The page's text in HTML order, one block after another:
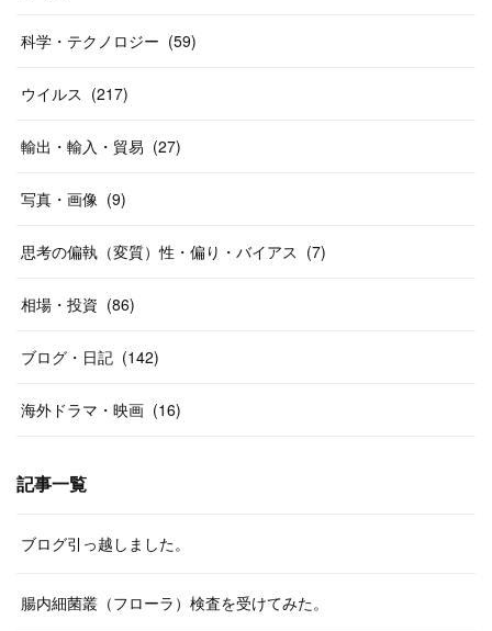
科学・テクノロジー (59)
ウイルス (217)
輸出・輸入・貿易 (27)
写真・画像 (9)
思考の偏執（変質）性・偏り・バイアス (7)
相場・投資 (86)
ブログ・日記 (142)
海外ドラマ・映画 (16)
記事一覧
ブログ引っ越しました。
腸内細菌叢（フローラ）検査を受けてみた。